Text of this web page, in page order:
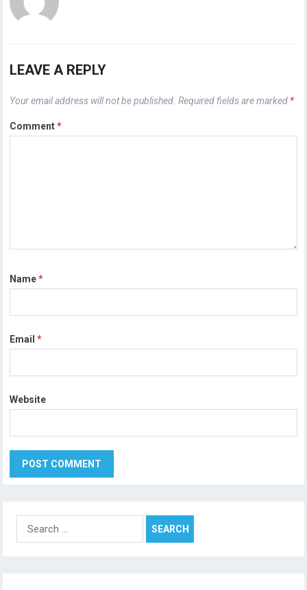
LEAVE A REPLY
Your email address will not be published. Required fields are marked *
Comment*
Name*
Email*
Website
Search
for: